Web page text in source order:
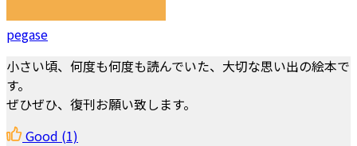
pegase
小さい頃、何度も何度も読んでいた、大切な思い出の絵本で
す。
ぜひぜひ、復刊お願い致します。
Good (1)